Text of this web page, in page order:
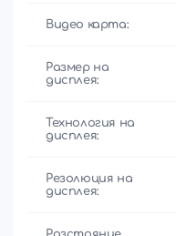
Видео карта:
Размер на
дисплея:
Технология на
дисплея:
Резолюция на
дисплея: